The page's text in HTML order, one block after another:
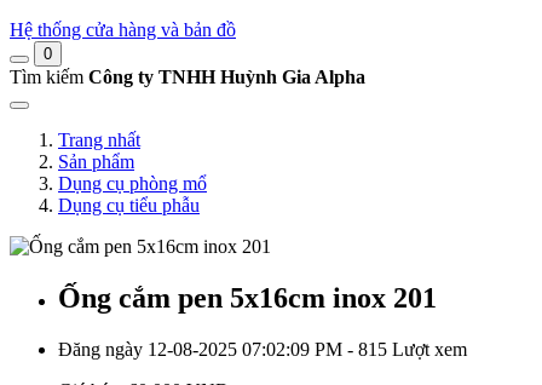
Hệ thống cửa hàng và bản đồ
0
Tìm kiếm Công ty TNHH Huỳnh Gia Alpha
Trang nhất
Sản phẩm
Dụng cụ phòng mổ
Dụng cụ tiểu phẫu
Ống cắm pen 5x16cm inox 201
Đăng ngày 12-08-2025 07:02:09 PM - 815 Lượt xem